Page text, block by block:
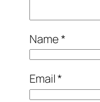
Name*
Email*